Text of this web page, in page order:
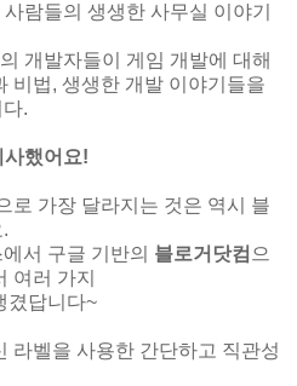
사람들의 생생한 사무실 이야기
개발자들이 게임 개발에 대해
비법, 생생한 개발 이야기들을
다.
했어요!
로 가장 달라지는 것은 역시 블
.
서 구글 기반의 블로거닷컴 으
여러 가지
겼답니다~
라벨을 사용한 간단하고 직관성